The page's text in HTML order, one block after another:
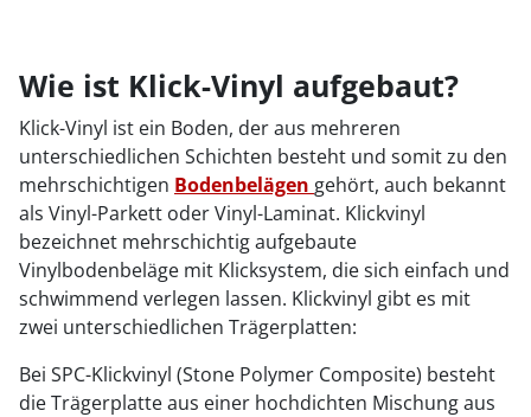
Wie ist Klick-Vinyl aufgebaut?
Klick-Vinyl ist ein Boden, der aus mehreren
unterschiedlichen Schichten besteht und somit zu den
mehrschichtigen Bodenbelägen gehört, auch bekannt
als Vinyl-Parkett oder Vinyl-Laminat. Klickvinyl
bezeichnet mehrschichtig aufgebaute
Vinylbodenbeläge mit Klicksystem, die sich einfach und
schwimmend verlegen lassen. Klickvinyl gibt es mit
zwei unterschiedlichen Trägerplatten:
Bei SPC-Klickvinyl (Stone Polymer Composite) besteht
die Trägerplatte aus einer hochdichten Mischung aus